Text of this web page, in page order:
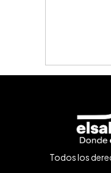
Todos los